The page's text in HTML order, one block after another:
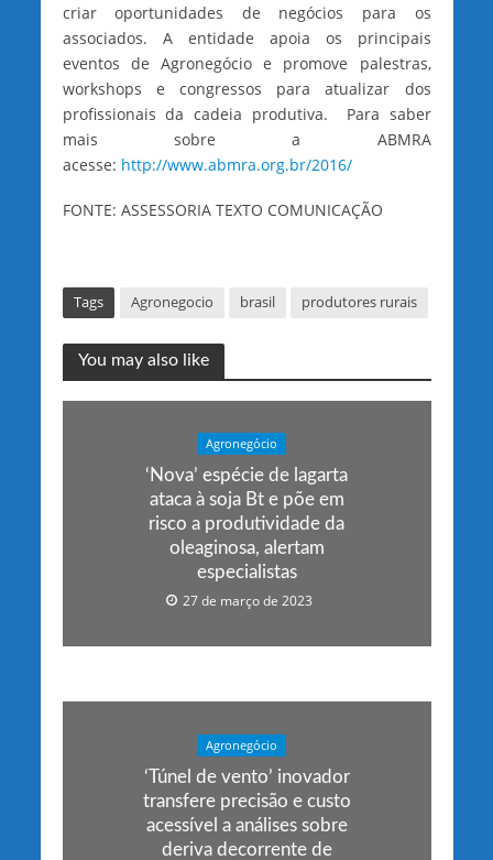
criar oportunidades de negócios para os
associados. A entidade apoia os principais
eventos de Agronegócio e promove palestras,
workshops e congressos para atualizar dos
profissionais da cadeia produtiva. Para saber
mais sobre a ABMRA
acesse: http://www.abmra.org.br/2016/
FONTE: ASSESSORIA TEXTO COMUNICAÇÃO
Tags Agronegocio brasil produtores rurais
You may also like
Agronegócio
‘Nova’ espécie de lagarta
ataca à soja Bt e põe em
risco a produtividade da
oleaginosa, alertam
especialistas
27 de março de 2023
Agronegócio
‘Túnel de vento’ inovador
transfere precisão e custo
acessível a análises sobre
deriva decorrente de